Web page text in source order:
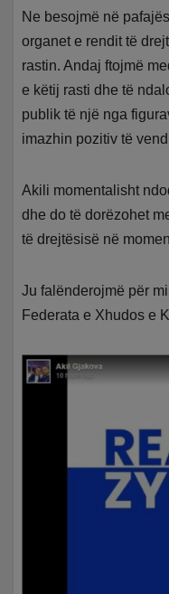
Ne besojmë në
organet e rendit të
rastin. Andaj ftojmë
e këtij rasti dhe të
publik të një nga
imazhin pozitiv të
Akili momentalisht
dhe do të dorëzohet
të drejtësisë në
Ju falënderojmë për
Federata e Xhudos e